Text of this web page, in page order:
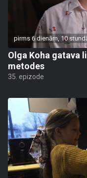
pirms 6 dienām, 10
Olga Koha gatava
metodes
35. epizode